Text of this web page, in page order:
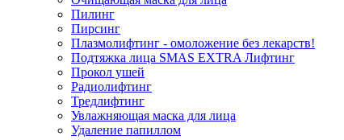
Пилинг
Пирсинг
Плазмолифтинг - омоложение без лекарств!
Подтяжка лица SMAS EXTRA Лифтинг
Прокол ушей
Радиолифтинг
Тредлифтинг
Увлажняющая маска для лица
Удаление папиллом